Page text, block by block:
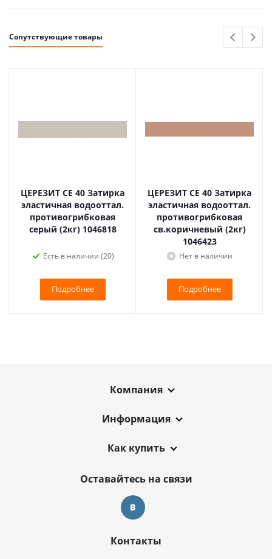
Сопутствующие товары
ЦЕРЕЗИТ CE 40 Затирка
эластичная водооттал.
противогрибковая
серый (2кг) 1046818
Есть в наличии (20)
Подробнее
ЦЕРЕЗИТ CE 40 Затирка
эластичная водооттал.
противогрибковая
св.коричневый (2кг)
1046423
Нет в наличии
Подробнее
Компания
Информация
Как купить
Оставайтесь на связи
Контакты